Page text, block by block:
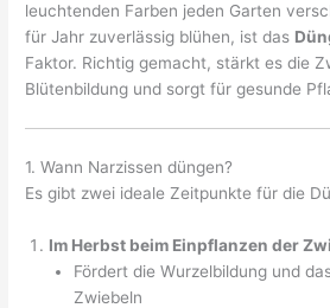
leuchtenden Farben jeden Garten
für Jahr zuverlässig blühen, ist das
Faktor. Richtig gemacht, stärkt es die
Blütenbildung und sorgt für gesunde
1. Wann Narzissen düngen?
Es gibt zwei ideale Zeitpunkte für die
Im Herbst beim Einpflanzen der
Fördert die Wurzelbildung und
Zwiebeln